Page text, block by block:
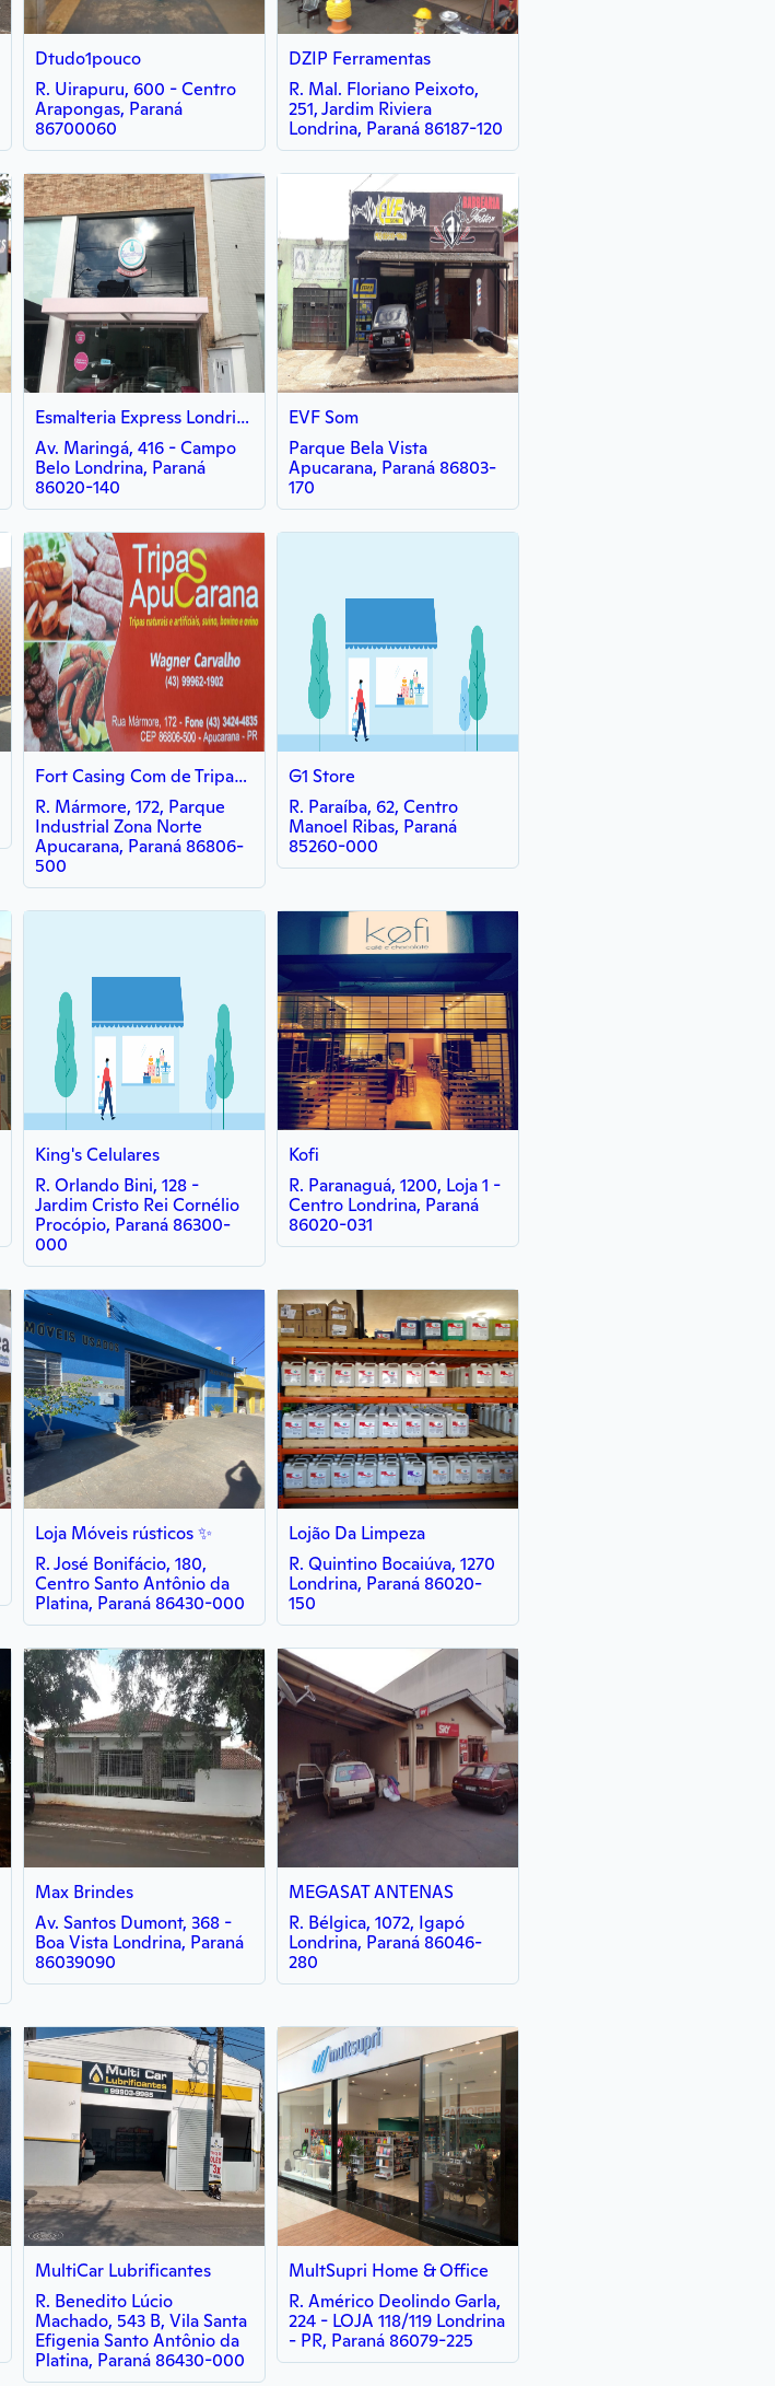
Dtudo1pouco
R. Uirapuru, 600 - Centro
Arapongas, Paraná
86700060
DZIP Ferramentas
R. Mal. Floriano Peixoto,
251, Jardim Riviera
Londrina, Paraná 86187-120
Esmalteria Express Londrina
Av. Maringá, 416 - Campo
Belo Londrina, Paraná
86020-140
EVF Som
Parque Bela Vista
Apucarana, Paraná 86803-
170
Fort Casing Com de Tripas Ltda
R. Mármore, 172, Parque
Industrial Zona Norte
Apucarana, Paraná 86806-
500
G1 Store
R. Paraíba, 62, Centro
Manoel Ribas, Paraná
85260-000
King's Celulares
R. Orlando Bini, 128 -
Jardim Cristo Rei Cornélio
Procópio, Paraná 86300-
000
Kofi
R. Paranaguá, 1200, Loja 1 -
Centro Londrina, Paraná
86020-031
Loja Móveis rústicos ✨
R. José Bonifácio, 180,
Centro Santo Antônio da
Platina, Paraná 86430-000
Lojão Da Limpeza
R. Quintino Bocaiúva, 1270
Londrina, Paraná 86020-
150
Max Brindes
Av. Santos Dumont, 368 -
Boa Vista Londrina, Paraná
86039090
MEGASAT ANTENAS
R. Bélgica, 1072, Igapó
Londrina, Paraná 86046-
280
MultiCar Lubrificantes
R. Benedito Lúcio
Machado, 543 B, Vila Santa
Efigenia Santo Antônio da
Platina, Paraná 86430-000
MultSupri Home & Office
R. Américo Deolindo Garla,
224 - LOJA 118/119 Londrina
- PR, Paraná 86079-225